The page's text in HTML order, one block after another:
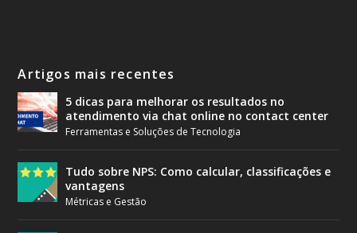
Artigos mais recentes
5 dicas para melhorar os resultados no
atendimento via chat online no contact center
Ferramentas e Soluções de Tecnologia
Tudo sobre NPS: Como calcular, classificações e
vantagens
Métricas e Gestão